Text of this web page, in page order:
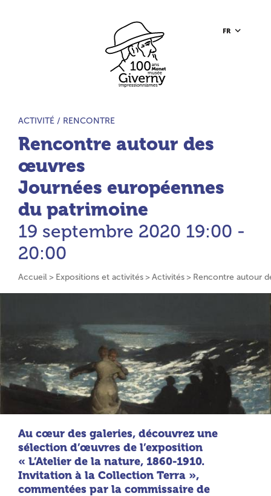
FR
Accueil du site
TYPE D’ACTIVITÉ :
ACTIVITÉ / RENCONTRE
Rencontre autour des
œuvres
Journées européennes
du patrimoine
19 septembre 2020 19:00 -
20:00
Accueil Expositions et activités Activités Rencontre autour
Au cœur des galeries, découvrez une
sélection d’œuvres de l’exposition
« L’Atelier de la nature, 1860-1910.
Invitation à la Collection Terra »,
commentées par la commissaire de